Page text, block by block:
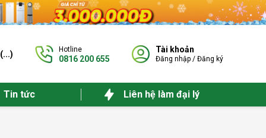
(...) Hotline
0816 200 655
Tài khoản
Đăng nhập / Đăng ký
Tin tức Liên hệ làm đại lý